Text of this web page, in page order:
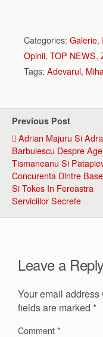
Categories: Galerie,
Opinii, TOP NEWS,
Tags: Adevarul,
Previous Post
Adrian Majuru Si
Barbulescu Despre
Tismaneanu Si
Concurenta Dintre
Si Tokes In Fereastra
Serviciilor Secrete
Leave a
Your email
fields are marked *
Comment*